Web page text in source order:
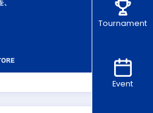
Tournament
Event